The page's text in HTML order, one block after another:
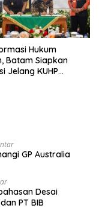
Hukum
Batam Siapkan
Jelang KUHP
GP Australia
Desai
PT BIB